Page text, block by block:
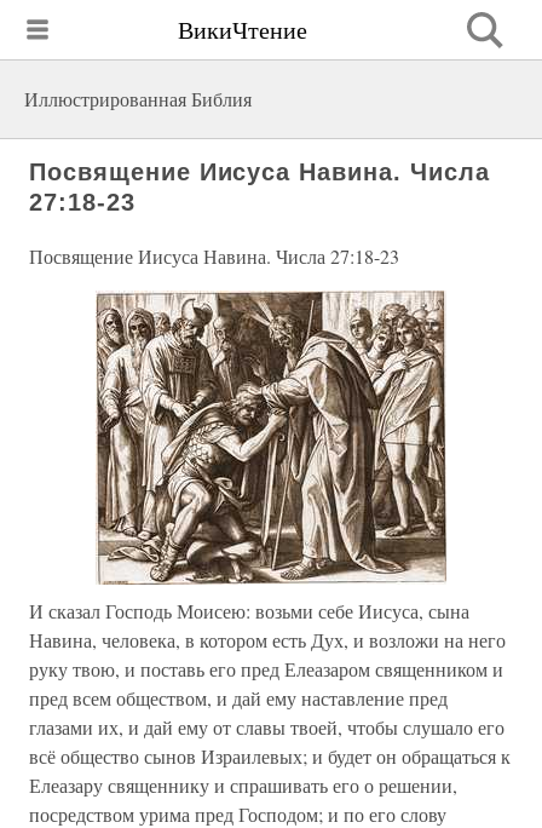
ВикиЧтение
Иллюстрированная Библия
Посвящение Иисуса Навина. Числа
27:18-23
Посвящение Иисуса Навина. Числа 27:18-23
И сказал Господь Моисею: возьми себе Иисуса, сына
Навина, человека, в котором есть Дух, и возложи на него
руку твою, и поставь его пред Елеазаром священником и
пред всем обществом, и дай ему наставление пред
глазами их, и дай ему от славы твоей, чтобы слушало его
всё общество сынов Израилевых; и будет он обращаться к
Елеазару священнику и спрашивать его о решении,
посредством урима пред Господом; и по его слову